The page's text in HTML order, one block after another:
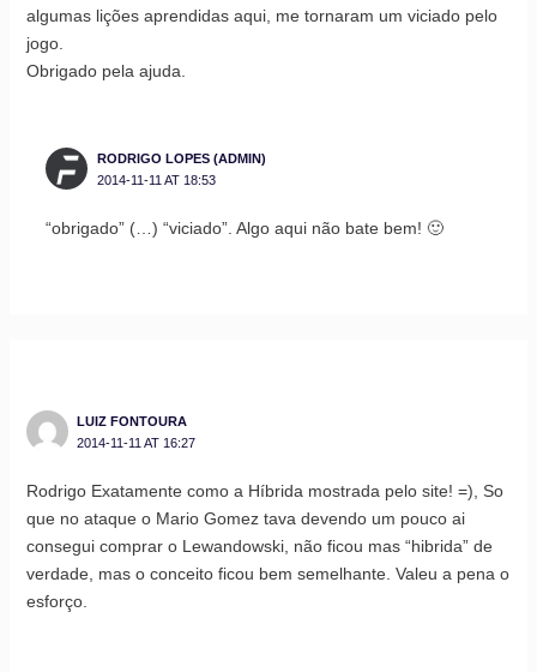
algumas lições aprendidas aqui, me tornaram um viciado pelo
jogo.
Obrigado pela ajuda.
RODRIGO LOPES (ADMIN)
2014-11-11 AT 18:53
“obrigado” (…) “viciado”. Algo aqui não bate bem! 🙂
LUIZ FONTOURA
2014-11-11 AT 16:27
Rodrigo Exatamente como a Híbrida mostrada pelo site! =), So
que no ataque o Mario Gomez tava devendo um pouco ai
consegui comprar o Lewandowski, não ficou mas “hibrida” de
verdade, mas o conceito ficou bem semelhante. Valeu a pena o
esforço.